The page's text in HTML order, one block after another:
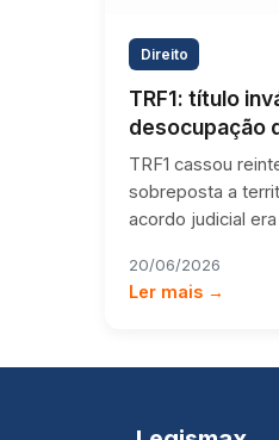
Direito
TRF1: título
desocupação
TRF1 cassou
sobreposta a
acordo judicial
20/06/2026
Ler mais →